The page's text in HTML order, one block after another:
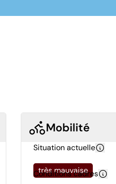
Mobilité
Situation actuelle
très mauvaise
Conditions cadres